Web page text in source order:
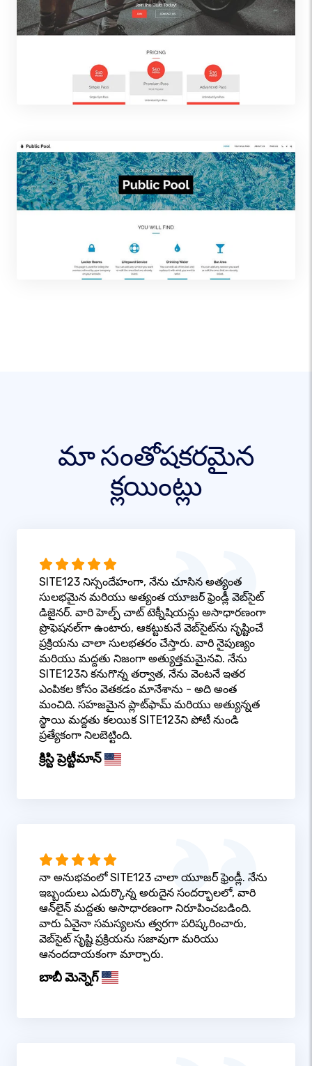
మా సంతోషకరమైన
క్లయింట్లు
SITE123 నిస్సందేహంగా, నేను చూసిన అత్యంత
సులభమైన మరియు అత్యంత యూజర్ ఫ్రెండ్లీ వెబ్‌సైట్
డిజైనర్. వారి హెల్ప్ చాట్ టెక్నీషియన్లు అసాధారణంగా
ప్రొఫెషనల్‌గా ఉంటారు, ఆకట్టుకునే వెబ్‌సైట్‌ను సృష్టించే
ప్రక్రియను చాలా సులభతరం చేస్తారు. వారి నైపుణ్యం
మరియు మద్దతు నిజంగా అత్యుత్తమమైనవి. నేను
SITE123ని కనుగొన్న తర్వాత, నేను వెంటనే ఇతర
ఎంపికల కోసం వెతకడం మానేశాను - అది అంత
మంచిది. సహజమైన ప్లాట్‌ఫామ్ మరియు అత్యున్నత
స్థాయి మద్దతు కలయిక SITE123ని పోటీ నుండి
ప్రత్యేకంగా నిలబెట్టింది.
క్రిస్టి ప్రెట్టీమాన్
నా అనుభవంలో SITE123 చాలా యూజర్ ఫ్రెండ్లీ. నేను
ఇబ్బందులు ఎదుర్కొన్న అరుదైన సందర్భాలలో, వారి
ఆన్‌లైన్ మద్దతు అసాధారణంగా నిరూపించబడింది.
వారు ఏవైనా సమస్యలను త్వరగా పరిష్కరించారు,
వెబ్‌సైట్ సృష్టి ప్రక్రియను సజావుగా మరియు
ఆనందదాయకంగా మార్చారు.
బాబీ మెన్నెగ్